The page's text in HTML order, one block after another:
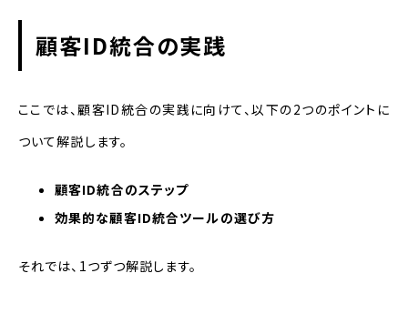
顧客ID統合の実践
ここでは、顧客ID統合の実践に向けて、以下の2つのポイントに
ついて解説します。
顧客ID統合のステップ
効果的な顧客ID統合ツールの選び方
それでは、1つずつ解説します。